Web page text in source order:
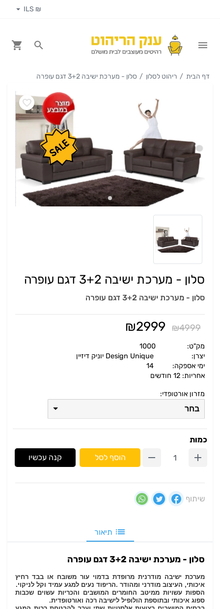
₪ ILS
דף הבית ריהוט לסלון סלון - מערכת ישיבה 3+2 דגם עופרה
סלון - מערכת ישיבה 3+2 דגם עופרה
סלון - מערכת ישיבה 3+2 דגם עופרה
₪4999
₪2999
מק"ט:
1000
יצרן:
ימי אספקה:
אחריות: 12 חודשים
מזרון אורטופדי:
בחר
כמות
הוסף לסל
קנה עכשיו
שיתוף
תיאור
סלון - מערכת ישיבה 3+2 דגם עופרה
מערכת ישיבה מודרנית מרופדת בדמוי עור משובח או בבד רחיץ
איכותי, העיצוב מודרני ומהודר .הריפוד נעים למגע עמיד וקל לניקוי.
הספות עשויות ממיטב החומרים המושבים והכריות עשוים שכבות
ספוג איכותי ובתוספת הולופיל לישיבה רכה ואורטופדית.